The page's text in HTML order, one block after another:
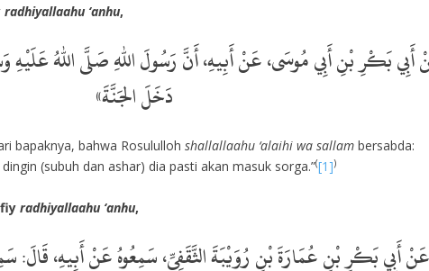
radhiyallaahu ‘anhu,
أَبِي بَكْرِ بْنِ أَبِي مُوسَى، عَنْ أَبِيهِ، أَنَّ رَسُولَ اللهِ صَلَّى اللهُ عَلَيْهِ
دَخَلَ الجَنَّةَ»
bapaknya, bahwa Rosululloh shallallaahu ‘alaihi wa sallam bersabda:
(subuh dan ashar) dia pasti akan masuk sorga.”([1])
radhiyallaahu ‘anhu,
عَنْ أَبِي بَكْرِ بْنِ عُمَارَةَ بْنِ رُوَيْبَةَ الثَّقَفِيِّ، سَمِعُوهُ عَنْ أَبِيهِ، قَالَ: